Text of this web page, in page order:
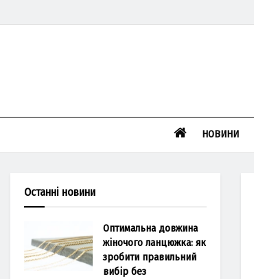
НОВИНИ
Останні новини
Оптимальна довжина
жіночого ланцюжка: як
зробити правильний
вибір без